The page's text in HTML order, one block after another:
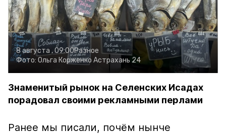
8 августа , 09:00Разное
Фото: Ольга Корженко Астрахань 24
Знаменитый рынок на Селенских Исадах
порадовал своими рекламными перлами
Ранее мы писали, почём нынче